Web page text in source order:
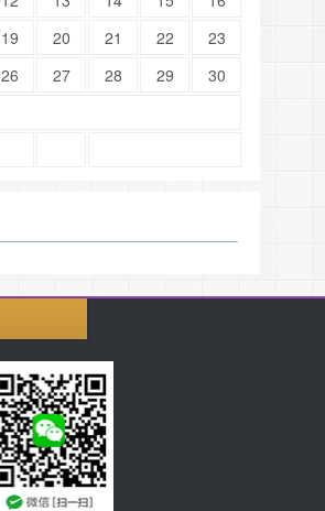
19 20 21 22
23
26 27 28 29
30